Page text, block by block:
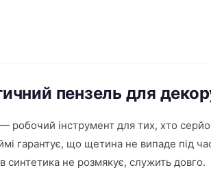
пензель для
робочий інструмент для тих, хто
гарантує, що щетина не випаде під
синтетика не розмякує, служить довго.